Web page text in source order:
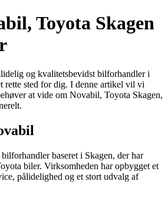
Toyota Skagen
og kvalitetsbevidst bilforhandler i
rette sted for dig. I denne artikel vil vi
at vide om Novabil, Toyota Skagen,
baseret i Skagen, der har
biler. Virksomheden har opbygget et
pålidelighed og et stort udvalg af